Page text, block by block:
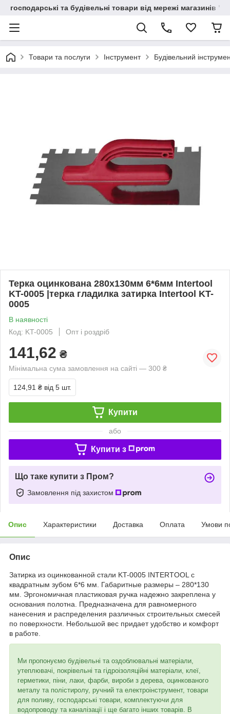
господарські та будівельні товари від мережі магазинів
Товари та послуги Інструмент Будівельний
Терка оцинкована 280x130мм 6*6мм Intertool
KT-0005 |терка гладилка затирка Intertool KT-
0005
В наявності
Код: KT-0005
Опт і роздріб
141,62 ₴
Мінімальна сума замовлення на сайті — 300 ₴
124,91 ₴ від 5 шт.
Купити
або
Купити з
Що таке купити з Пром?
Замовлення під захистом
Опис Характеристики Доставка Оплата Умови
Опис
Затирка из оцинкованной стали KT-0005 INTERTOOL с
квадратным зубом 6*6 мм. Габаритные размеры – 280*130
мм. Эргономичная пластиковая ручка надежно закреплена у
основания полотна. Предназначена для равномерного
нанесения и распределения различных строительных смесей
по поверхности. Небольшой вес придает удобство и комфорт
в работе.
Ми пропонуємо будівельні та оздоблювальні матеріали,
утеплювачі, покрівельні та гідроізоляційні матеріали, клеї,
герметики, піни, лаки, фарби, вироби з дерева, оцинкованого
металу та полістиролу, ручний та електроінструмент, товари
для поливу, господарські товари, комплектуючи для
водопроводу та каналізації і ще багато інших товарів. В